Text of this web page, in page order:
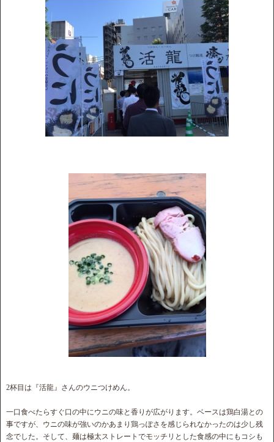
2杯目は『活龍』さんのウニつけめん。
一口食べたらすぐ口の中にウニの味と香りが広がります。ベースは鶏白湯との
事ですが、ウニの味が強いのかあまり鶏っぽさを感じられなかったのは少し残
念でした。そして、麺は極太ストレートでモッチリとした食感の中にもコシも